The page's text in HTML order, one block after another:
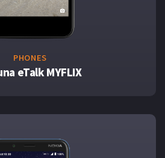
PHONES
eTalk MYFLIX